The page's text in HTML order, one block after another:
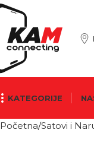
KATEGORIJE
Početna Satovi i